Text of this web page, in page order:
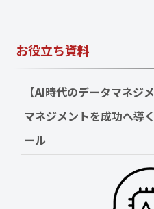
お役立ち資料
【AI時代のデータマネジ
マネジメントを成功へ導
ール